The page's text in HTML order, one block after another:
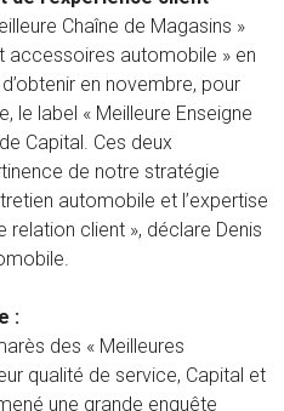
Chaîne de Magasins »
accessoires automobile » en
en novembre, pour
le label « Meilleure Enseigne
Capital. Ces deux
de notre stratégie
automobile et l’expertise
client », déclare Denis
:
des « Meilleures
qualité de service, Capital et
une grande enquête